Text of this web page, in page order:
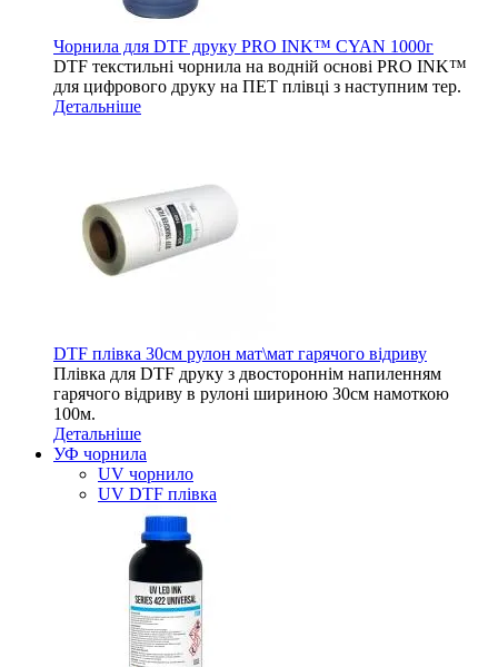
Чорнила для DTF друку PRO INK™ CYAN 1000г
DTF текстильні чорнила на водній основі PRO INK™
для цифрового друку на ПЕТ плівці з наступним тер.
Детальніше
DTF плівка 30см рулон мат\мат гарячого відриву
Плівка для DTF друку з двостороннім напиленням
гарячого відриву в рулоні шириною 30см намоткою
100м.
Детальніше
УФ чорнила
UV чорнило
UV DTF плівка